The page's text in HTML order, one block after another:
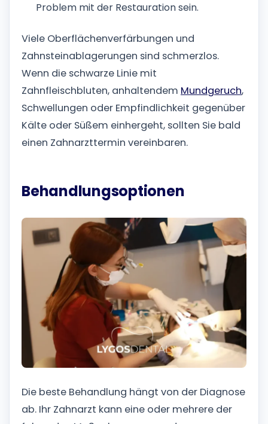
Problem mit der Restauration sein.
Viele Oberflächenverfärbungen und
Zahnsteinablagerungen sind schmerzlos.
Wenn die schwarze Linie mit
Zahnfleischbluten, anhaltendem Mundgeruch,
Schwellungen oder Empfindlichkeit gegenüber
Kälte oder Süßem einhergeht, sollten Sie bald
einen Zahnarzttermin vereinbaren.
Behandlungsoptionen
Die beste Behandlung hängt von der Diagnose
ab. Ihr Zahnarzt kann eine oder mehrere der